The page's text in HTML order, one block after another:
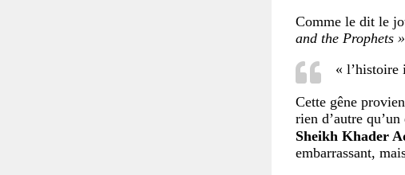
Comme le dit le
and the Prophets »
« l’histoire
Cette gêne
rien d’autre
Sheikh Khader
embarrassant,